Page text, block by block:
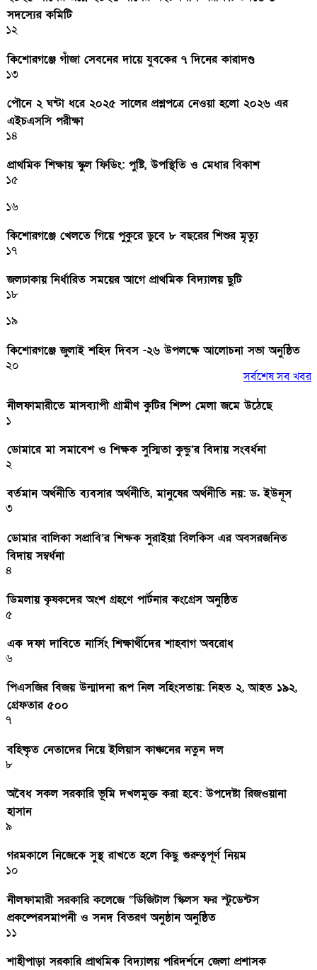
সদস্যের কমিটি
১২
কিশোরগঞ্জে গাঁজা সেবনের দায়ে যুবকের ৭ দিনের কারাদণ্ড
১৩
পৌনে ২ ঘন্টা ধরে ২০২৫ সালের প্রশ্নপত্রে নেওয়া হলো ২০২৬ এর
এইচএসসি পরীক্ষা
১৪
প্রাথমিক শিক্ষায় স্কুল ফিডিং: পুষ্টি, উপস্থিতি ও মেধার বিকাশ
১৫
১৬
কিশোরগঞ্জে খেলতে গিয়ে পুকুরে ডুবে ৮ বছরের শিশুর মৃত্যু
১৭
জলঢাকায় নির্ধারিত সময়ের আগে প্রাথমিক বিদ্যালয় ছুটি
১৮
১৯
কিশোরগঞ্জে জুলাই শহিদ দিবস -২৬ উপলক্ষে আলোচনা সভা অনুষ্ঠিত
২০
সর্বশেষ সব খবর
নীলফামারীতে মাসব্যাপী গ্রামীণ কুটির শিল্প মেলা জমে উঠেছে
১
ডোমারে মা সমাবেশ ও শিক্ষক সুস্মিতা কুন্ডু’র বিদায় সংবর্ধনা
২
বর্তমান অর্থনীতি ব্যবসার অর্থনীতি, মানুষের অর্থনীতি নয়: ড. ইউনূস
৩
ডোমার বালিকা সপ্রাবি’র শিক্ষক সুরাইয়া বিলকিস এর অবসরজনিত
বিদায় সম্বর্ধনা
৪
ডিমলায় কৃষকদের অংশ গ্রহণে পার্টনার কংগ্রেস অনুষ্ঠিত
৫
এক দফা দাবিতে নার্সিং শিক্ষার্থীদের শাহবাগ অবরোধ
৬
পিএসজির বিজয় উন্মাদনা রূপ নিল সহিংসতায়: নিহত ২, আহত ১৯২,
গ্রেফতার ৫০০
৭
বহিষ্কৃত নেতাদের নিয়ে ইলিয়াস কাঞ্চনের নতুন দল
৮
অবৈধ সকল সরকারি ভূমি দখলমুক্ত করা হবে: উপদেষ্টা রিজওয়ানা
হাসান
৯
গরমকালে নিজেকে সুস্থ রাখতে হলে কিছু গুরুত্বপূর্ণ নিয়ম
১০
নীলফামারী সরকারি কলেজে “ডিজিটাল স্কিলস ফর স্টুডেন্টস
প্রকল্পেরসমাপনী ও সনদ বিতরণ অনুষ্ঠান অনুষ্ঠিত
১১
শাহীপাড়া সরকারি প্রাথমিক বিদ্যালয় পরিদর্শনে জেলা প্রশাসক